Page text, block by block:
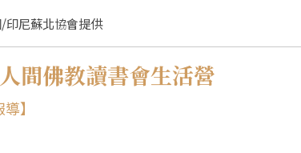
印尼蘇北協會提供
間佛教讀書會生活營
】